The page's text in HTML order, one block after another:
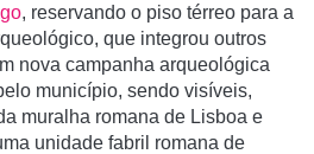
, reservando o piso térreo para a
que integrou outros
nova campanha arqueológica
município, sendo visíveis,
muralha romana de Lisboa e
unidade fabril romana de